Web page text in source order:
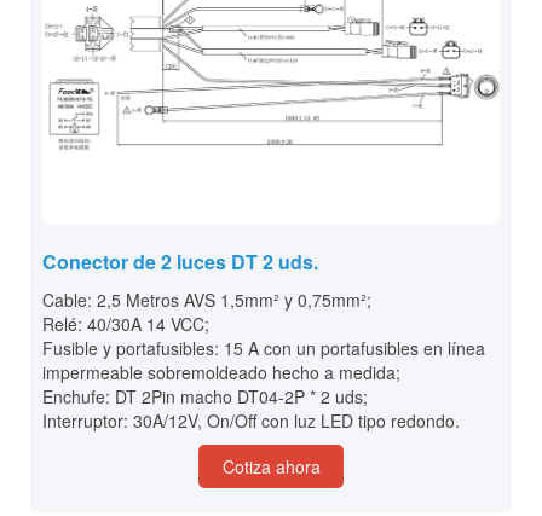
Conector de 2 luces DT 2 uds.
Cable: 2,5 Metros AVS 1,5mm² y 0,75mm²;
Relé: 40/30A 14 VCC;
Fusible y portafusibles: 15 A con un portafusibles en línea
impermeable sobremoldeado hecho a medida;
Enchufe: DT 2Pin macho DT04-2P * 2 uds;
Interruptor: 30A/12V, On/Off con luz LED tipo redondo.
Cotiza ahora